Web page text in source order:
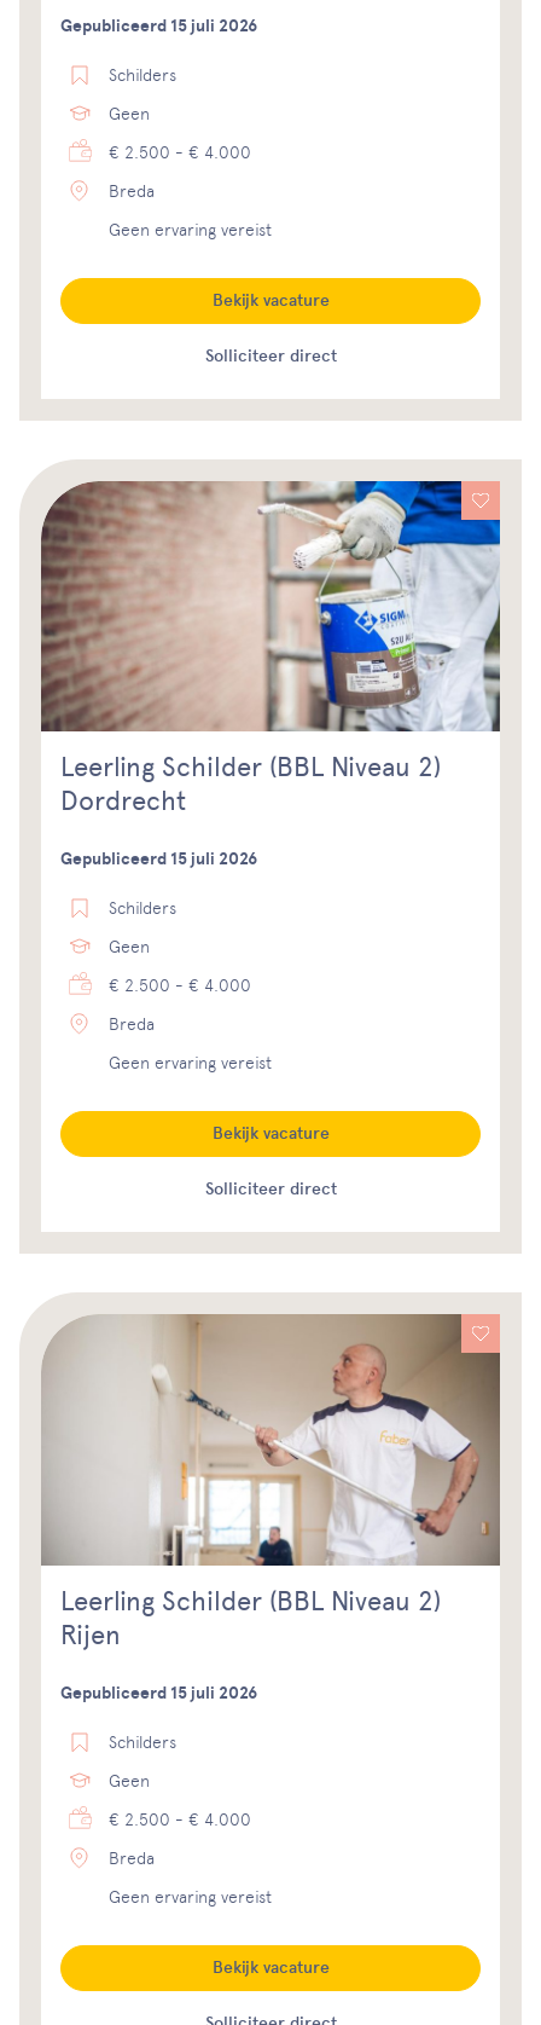
Gepubliceerd 15 juli 2026
Schilders
Geen
€ 2.500 - € 4.000
Breda
Geen ervaring vereist
Solliciteer direct
Bekijk vacature
Leerling Schilder (BBL Niveau 2)
Dordrecht
Gepubliceerd 15 juli 2026
Schilders
Geen
€ 2.500 - € 4.000
Breda
Geen ervaring vereist
Solliciteer direct
Bekijk vacature
Leerling Schilder (BBL Niveau 2)
Rijen
Gepubliceerd 15 juli 2026
Schilders
Geen
€ 2.500 - € 4.000
Breda
Geen ervaring vereist
Bekijk vacature